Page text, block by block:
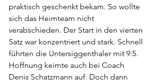
praktisch geschenkt bekam. So wollte
sich das Heimteam nicht
verabschieden. Der Start in den vierten
Satz war konzentriert und stark. Schnell
führten die Untersiggenthaler mit 9:5.
Hoffnung keimte auch bei Coach
Denis Schatzmann auf. Doch dann